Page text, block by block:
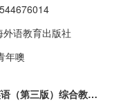
外语教育出版社
年噢
新标准大学英语（第三版）综合教程2（综合智慧版）